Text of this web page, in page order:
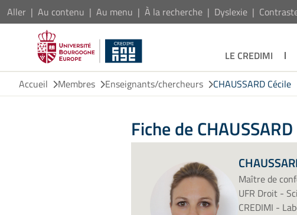
Aller Au contenu Au menu À la recherche Dyslexie
LE CREDIMI
Accueil
Membres Enseignants/chercheurs CHAUSSARD Cécile
Fiche de
Maître de
UFR Droit -
CREDIMI -